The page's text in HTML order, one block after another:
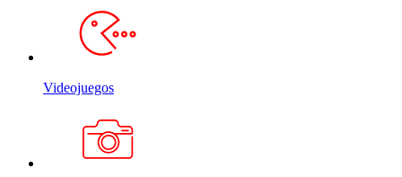
Videojuegos